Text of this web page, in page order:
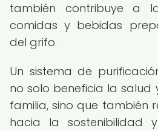
también contribuye a
comidas y bebidas
del grifo.
Un sistema de
no solo beneficia la salud
familia, sino que también
hacia la sostenibilidad